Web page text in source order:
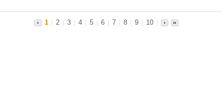
1 2 3 4 5 6 7 8 9 10